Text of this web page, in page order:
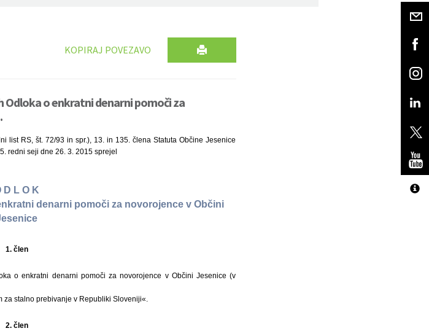
KOPIRAJ POVEZAVO
o enkratni denarni pomoči za
list RS, št. 72/93 in spr.), 13. in 135. člena Statuta Občine Jesenice
redni seji dne 26. 3. 2015 sprejel
D L O K
denarni pomoči za novorojence v Občini
1. člen
o enkratni denarni pomoči za novorojence v Občini Jesenice (v
stalno prebivanje v Republiki Sloveniji«.
2. člen